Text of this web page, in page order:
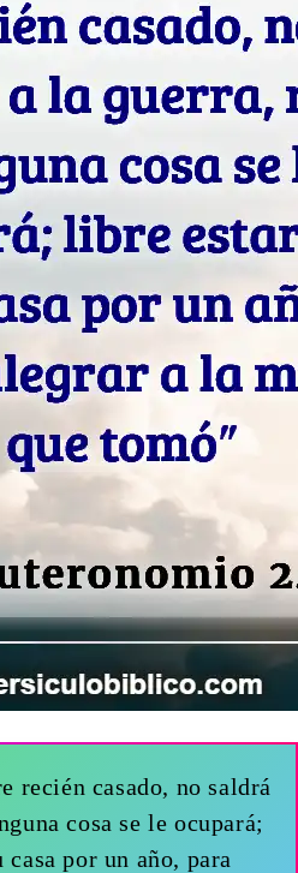
recién casado, no saldrá
cosa se le ocupará;
por un año, para